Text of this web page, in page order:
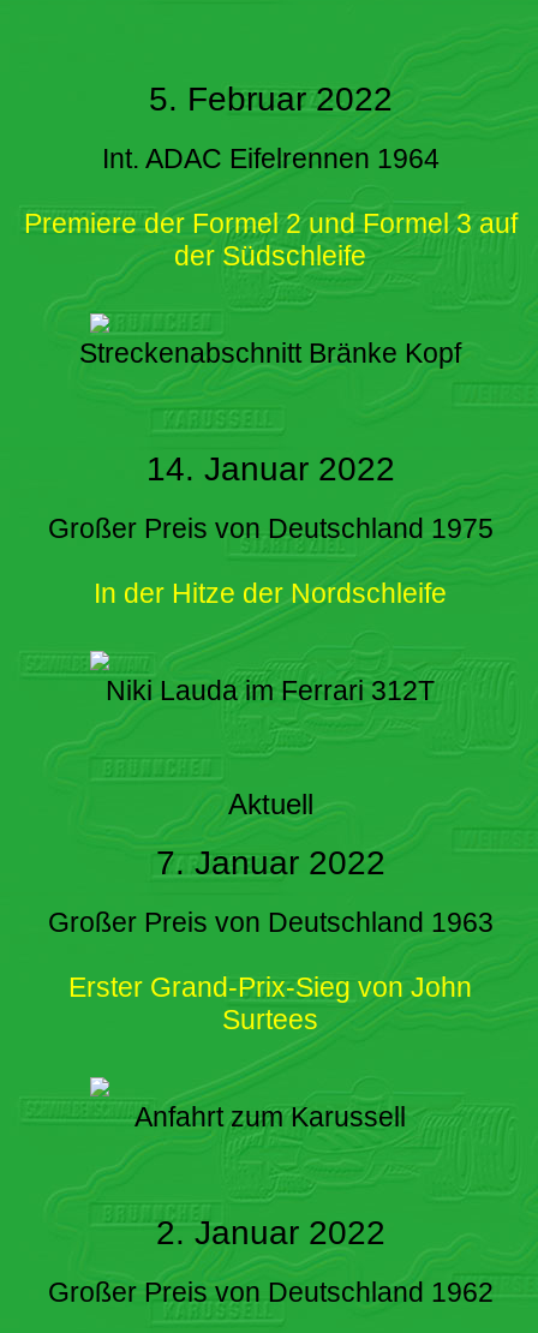
5. Februar 2022
Int. ADAC Eifelrennen 1964
Premiere der Formel 2 und Formel 3 auf
der Südschleife
Streckenabschnitt Bränke Kopf
14. Januar 2022
Großer Preis von Deutschland 1975
In der Hitze der Nordschleife
Niki Lauda im Ferrari 312T
Aktuell
7. Januar 2022
Großer Preis von Deutschland 1963
Erster Grand-Prix-Sieg von John
Surtees
Anfahrt zum Karussell
2. Januar 2022
Großer Preis von Deutschland 1962